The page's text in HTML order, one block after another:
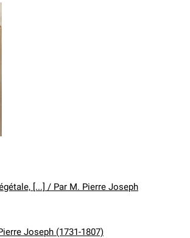
[...] / Par M. Pierre Joseph
Joseph (1731-1807)